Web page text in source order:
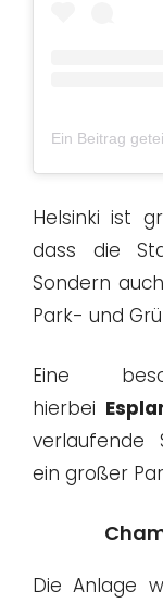
Ein Beitrag
Helsinki ist
dass die
Sondern
Park- und
Eine
hierbei
verlaufende
ein großer
Die Anlage